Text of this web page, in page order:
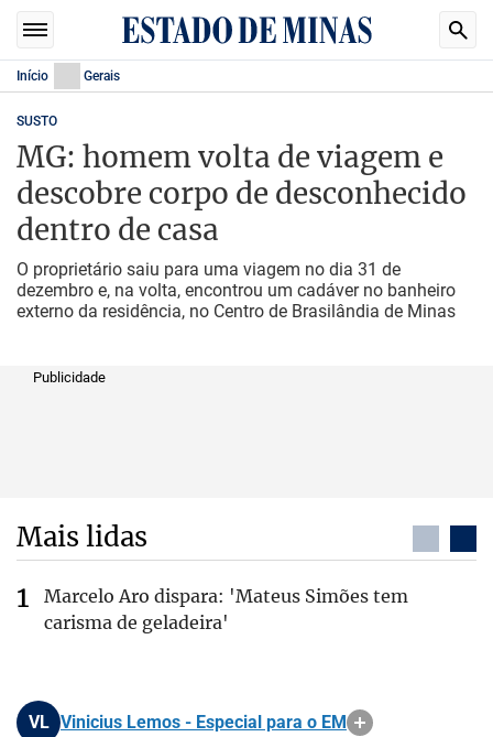
Início Gerais
SUSTO
MG: homem volta de viagem e
descobre corpo de desconhecido
dentro de casa
O proprietário saiu para uma viagem no dia 31 de
dezembro e, na volta, encontrou um cadáver no banheiro
externo da residência, no Centro de Brasilândia de Minas
Publicidade
Mais lidas
Marcelo Aro dispara: 'Mateus Simões tem
carisma de geladeira'
VL Vinicius Lemos - Especial para o EM